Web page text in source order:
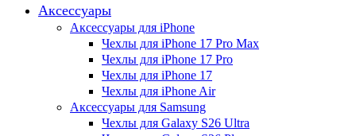
Аксессуары
Аксессуары для iPhone
Чехлы для iPhone 17 Pro Max
Чехлы для iPhone 17 Pro
Чехлы для iPhone 17
Чехлы для iPhone Air
Аксессуары для Samsung
Чехлы для Galaxy S26 Ultra